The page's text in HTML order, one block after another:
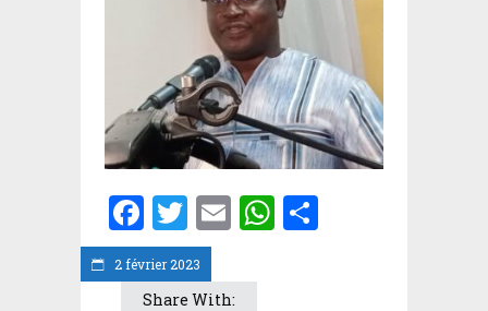
2 février 2023
Facebook
Twitter
EmailWhatsApp
Share With: